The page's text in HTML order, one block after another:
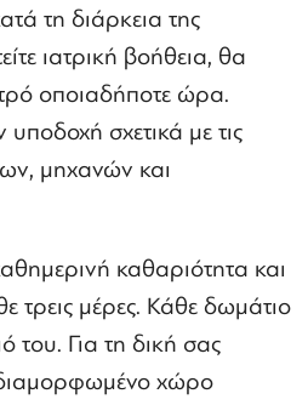
τη διάρκεια της
ιατρική βοήθεια, θα
οποιαδήποτε ώρα.
σχετικά με τις
μηχανών και
καθαριότητα και
τρεις μέρες. Κάθε δωμάτιο
του. Για τη δική σας
χώρο